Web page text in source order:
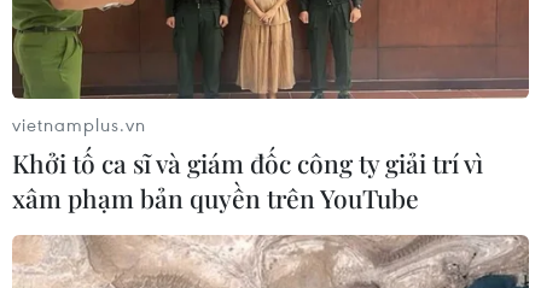
Chủ tịch Trung Quốc Tập Cận Bình tiếp
Ngoại trưởng Triều Tiên
07/12/2018 12:33
vietnamplus.vn
Khởi tố ca sĩ và giám đốc công ty giải trí vì
xâm phạm bản quyền trên YouTube